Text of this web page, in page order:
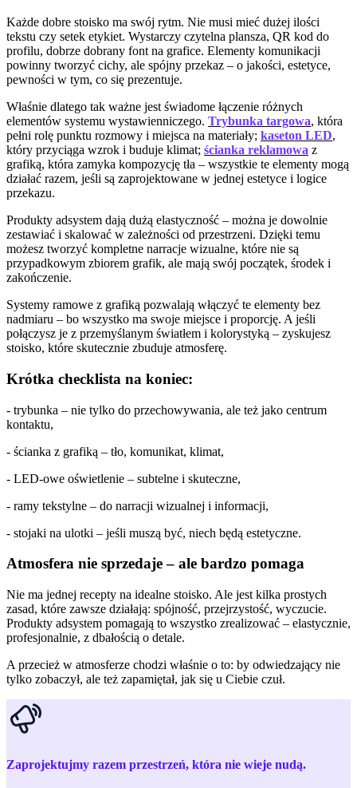
Każde dobre stoisko ma swój rytm. Nie musi mieć dużej ilości
tekstu czy setek etykiet. Wystarczy czytelna plansza, QR kod do
profilu, dobrze dobrany font na grafice. Elementy komunikacji
powinny tworzyć cichy, ale spójny przekaz – o jakości, estetyce,
pewności w tym, co się prezentuje.
Właśnie dlatego tak ważne jest świadome łączenie różnych
elementów systemu wystawienniczego. Trybunka targowa, która
pełni rolę punktu rozmowy i miejsca na materiały; kaseton LED,
który przyciąga wzrok i buduje klimat; ścianka reklamowa z
grafiką, która zamyka kompozycję tła – wszystkie te elementy mogą
działać razem, jeśli są zaprojektowane w jednej estetyce i logice
przekazu.
Produkty adsystem dają dużą elastyczność – można je dowolnie
zestawiać i skalować w zależności od przestrzeni. Dzięki temu
możesz tworzyć kompletne narracje wizualne, które nie są
przypadkowym zbiorem grafik, ale mają swój początek, środek i
zakończenie.
Systemy ramowe z grafiką pozwalają włączyć te elementy bez
nadmiaru – bo wszystko ma swoje miejsce i proporcję. A jeśli
połączysz je z przemyślanym światłem i kolorystyką – zyskujesz
stoisko, które skutecznie zbuduje atmosferę.
Krótka checklista na koniec:
- trybunka – nie tylko do przechowywania, ale też jako centrum
kontaktu,
- ścianka z grafiką – tło, komunikat, klimat,
- LED-owe oświetlenie – subtelne i skuteczne,
- ramy tekstylne – do narracji wizualnej i informacji,
- stojaki na ulotki – jeśli muszą być, niech będą estetyczne.
Atmosfera nie sprzedaje – ale bardzo pomaga
Nie ma jednej recepty na idealne stoisko. Ale jest kilka prostych
zasad, które zawsze działają: spójność, przejrzystość, wyczucie.
Produkty adsystem pomagają to wszystko zrealizować – elastycznie,
profesjonalnie, z dbałością o detale.
A przecież w atmosferze chodzi właśnie o to: by odwiedzający nie
tylko zobaczył, ale też zapamiętał, jak się u Ciebie czuł.
Zaprojektujmy razem przestrzeń, która nie wieje nudą.